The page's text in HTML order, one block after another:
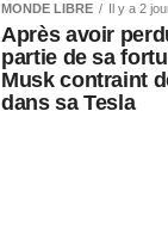
MONDE LIBRE Il y a 2
Après avoir
partie de sa
Musk contraint
dans sa Tesla